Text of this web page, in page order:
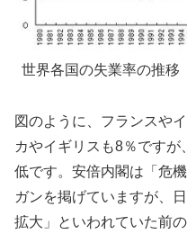
世界各国の失業率の推移
図のように、フランスや
カやイギリスも8％です
低です。安倍内閣は「危
ガンを掲げていますが、
拡大」といわれていた前